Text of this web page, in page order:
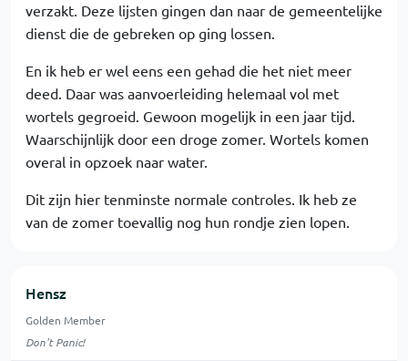
verzakt. Deze lijsten gingen dan naar de gemeentelijke
dienst die de gebreken op ging lossen.
En ik heb er wel eens een gehad die het niet meer
deed. Daar was aanvoerleiding helemaal vol met
wortels gegroeid. Gewoon mogelijk in een jaar tijd.
Waarschijnlijk door een droge zomer. Wortels komen
overal in opzoek naar water.
Dit zijn hier tenminste normale controles. Ik heb ze
van de zomer toevallig nog hun rondje zien lopen.
Hensz
Golden Member
Don't Panic!